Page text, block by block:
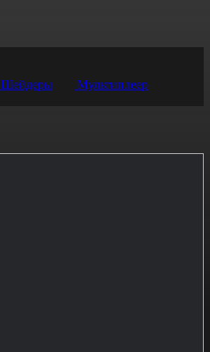
Шейдеры
Мультиплеер